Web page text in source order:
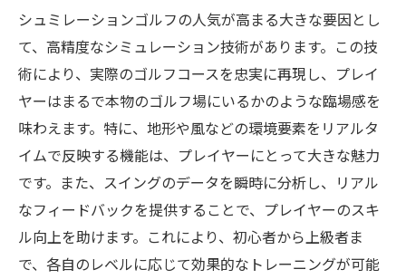
シュミレーションゴルフの人気が高まる大きな要因とし
て、高精度なシミュレーション技術があります。この技
術により、実際のゴルフコースを忠実に再現し、プレイ
ヤーはまるで本物のゴルフ場にいるかのような臨場感を
味わえます。特に、地形や風などの環境要素をリアルタ
イムで反映する機能は、プレイヤーにとって大きな魅力
です。また、スイングのデータを瞬時に分析し、リアル
なフィードバックを提供することで、プレイヤーのスキ
ル向上を助けます。これにより、初心者から上級者ま
で、各自のレベルに応じて効果的なトレーニングが可能